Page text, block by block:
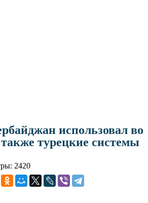
использовал во
турецкие системы
2420